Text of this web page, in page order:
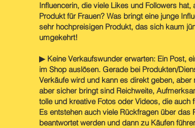
Influencerin, die viele Likes und Followers
Produkt für Frauen? Was bringt eine junge
sehr hochpreisigen Produkt, das sich kaum
umgekehrt!
▶ Keine Verkaufswunder erwarten: Ein Post,
im Shop auslösen. Gerade bei Produkten/
Verkäufe wird und kann es direkt geben,
aber sicher bringt sind Reichweite,
tolle und kreative Fotos oder Videos, die
Es entstehen auch viele Rückfragen über
beantwortet werden und dann zu Käufen